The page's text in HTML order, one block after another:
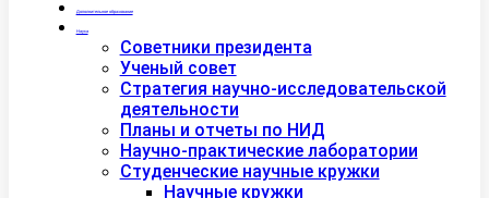
Дополнительное образование
Наука
Советники президента
Ученый совет
Стратегия научно-исследовательской
деятельности
Планы и отчеты по НИД
Научно-практические лаборатории
Студенческие научные кружки
Научные кружки